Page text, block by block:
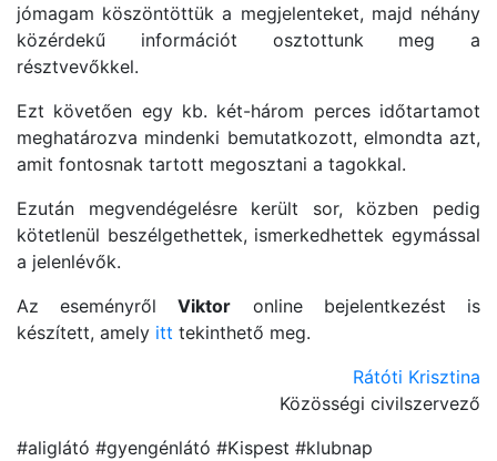
jómagam köszöntöttük a megjelenteket, majd néhány
közérdekű információt osztottunk meg a
résztvevőkkel.
Ezt követően egy kb. két-három perces időtartamot
meghatározva mindenki bemutatkozott, elmondta azt,
amit fontosnak tartott megosztani a tagokkal.
Ezután megvendégelésre került sor, közben pedig
kötetlenül beszélgethettek, ismerkedhettek egymással
a jelenlévők.
Az eseményrőlViktor online bejelentkezést is
készített, amely itt tekinthető meg.
Rátóti Krisztina
Közösségi civilszervező
#aliglátó #gyengénlátó #Kispest #klubnap